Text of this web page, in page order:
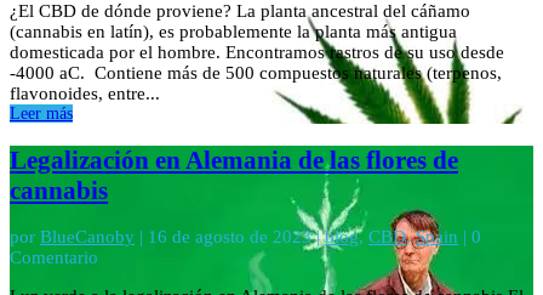
¿El CBD de dónde proviene? La planta ancestral del cáñamo
(cannabis en latín), es probablemente la planta más antigua
domesticada por el hombre. Encontramos rastros de su uso desde
-4000 aC. Contiene más de 500 compuestos naturales (terpenos,
flavonoides, entre...
Leer más
Legalización en Alemania de las flores de
cannabis
por BlueCanoby | 16 de agosto de 2023|blog,CBD,Spain | 0
Comentario